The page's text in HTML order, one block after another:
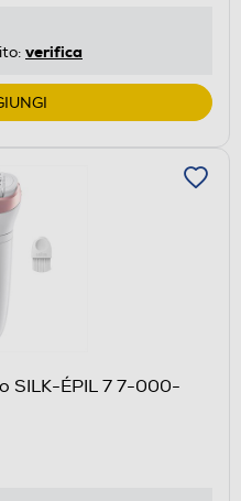
verifica
SILK-ÉPIL 7 7-000-